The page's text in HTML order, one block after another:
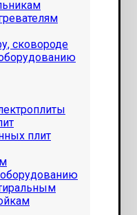
сковороде
плит